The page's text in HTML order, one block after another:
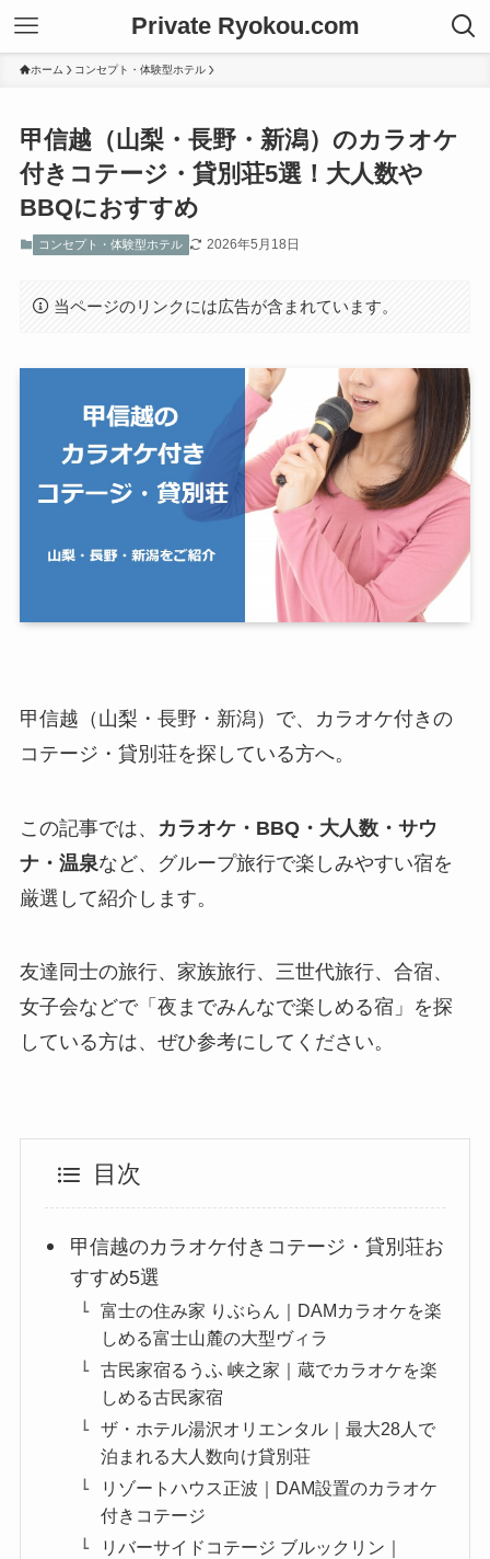
Private Ryokou.com
ホーム コンセプト・体験型ホテル
甲信越（山梨・長野・新潟）のカラオケ
付きコテージ・貸別荘5選！大人数や
BBQにおすすめ
コンセプト・体験型ホテル 2026年5月18日
当ページのリンクには広告が含まれています。
甲信越（山梨・長野・新潟）で、カラオケ付きの
コテージ・貸別荘を探している方へ。
この記事では、
カラオケ・BBQ・大人数・サウ
ナ・温泉など、グループ旅行で楽しみやすい宿を
厳選して紹介します。
友達同士の旅行、家族旅行、三世代旅行、合宿、
女子会などで「夜までみんなで楽しめる宿」を探
している方は、ぜひ参考にしてください。
目次
甲信越のカラオケ付きコテージ・貸別荘お
すすめ5選
富士の住み家 りぶらん｜DAMカラオケを楽
しめる富士山麓の大型ヴィラ
古民家宿るうふ 峡之家｜蔵でカラオケを楽
しめる古民家宿
ザ・ホテル湯沢オリエンタル｜最大28人で
泊まれる大人数向け貸別荘
リゾートハウス正波｜DAM設置のカラオケ
付きコテージ
リバーサイドコテージ ブルックリン｜